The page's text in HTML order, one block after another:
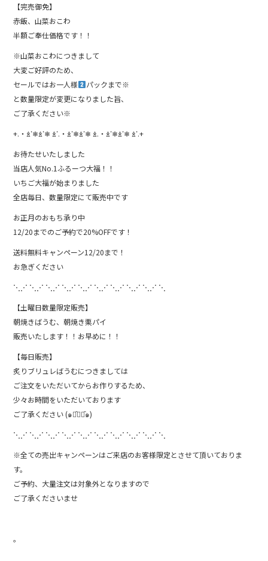
【完売御免】
赤飯、山菜おこわ
半額ご奉仕価格です！！
※山菜おこわにつきまして
大変ご好評のため、
セールではお一人様
パックまで※
と数量限定が変更になりました旨、
ご了承ください※
+.・ꊛᱸ❄︎ꊛᱸ❄︎ ꊛᱸ.・ꊛᱸ❄︎ꊛᱸ❄︎ ꊛ.・ꊛᱸ❄︎ꊛᱸ❄︎ ꊛᱸ.+
お待たせいたしました
当店人気No.1ふるーつ大福！！
いちご大福が始まりました
全店毎日、数量限定にて販売中です
お正月のおもち承り中
12/20までのご予約で20%OFFです！
送料無料キャンペーン12/20まで！
お急ぎください
⋱⋰ ⋱⋰ ⋱⋰ ⋱⋰ ⋱⋰ ⋱⋰ ⋱⋰ ⋱⋰ ⋱⋰ ⋱
【土曜日数量限定販売】
朝焼きばうむ、朝焼き栗パイ
販売いたします！！お早めに！！
【毎日販売】
炙りブリュレばうむにつきましては
ご注文をいただいてからお作りするため、
少々お時間をいただいております
ご了承ください (๑･̑◡･̑๑)
⋱⋰ ⋱⋰ ⋱⋰ ⋱⋰ ⋱⋰ ⋱⋰ ⋱⋰ ⋱⋰ ⋱⋰ ⋱
※全ての売出キャンペーンはご来店のお客様限定とさせて頂いておりま
す。
ご予約、大量注文は対象外となりますので
ご了承くださいませ
。